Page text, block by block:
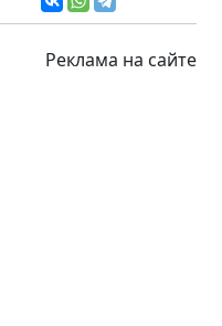
Реклама на сайте